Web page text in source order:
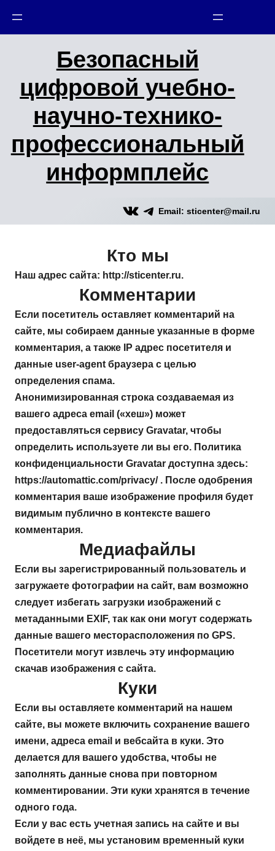
Безопасный
цифровой учебно-
научно-технико-
профессиональный
информплейс
VK Telegram
Email: sticenter@mail.ru
Кто мы
Наш адрес сайта: http://sticenter.ru.
Комментарии
Если посетитель оставляет комментарий на
сайте, мы собираем данные указанные в форме
комментария, а также IP адрес посетителя и
данные user-agent браузера с целью
определения спама.
Анонимизированная строка создаваемая из
вашего адреса email («хеш») может
предоставляться сервису Gravatar, чтобы
определить используете ли вы его. Политика
конфиденциальности Gravatar доступна здесь:
https://automattic.com/privacy/ . После одобрения
комментария ваше изображение профиля будет
видимым публично в контексте вашего
комментария.
Медиафайлы
Если вы зарегистрированный пользователь и
загружаете фотографии на сайт, вам возможно
следует избегать загрузки изображений с
метаданными EXIF, так как они могут содержать
данные вашего месторасположения по GPS.
Посетители могут извлечь эту информацию
скачав изображения с сайта.
Куки
Если вы оставляете комментарий на нашем
сайте, вы можете включить сохранение вашего
имени, адреса email и вебсайта в куки. Это
делается для вашего удобства, чтобы не
заполнять данные снова при повторном
комментировании. Эти куки хранятся в течение
одного года.
Если у вас есть учетная запись на сайте и вы
войдете в неё, мы установим временный куки